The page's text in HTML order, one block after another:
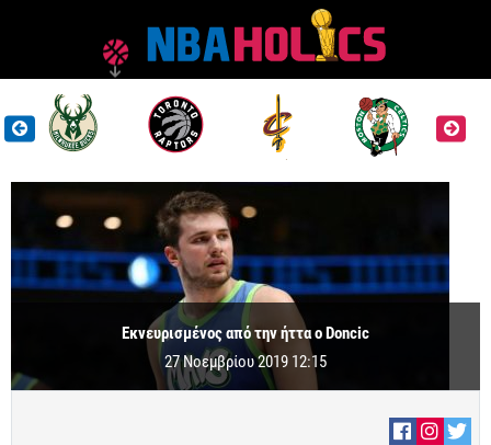
Εκνευρισμένος από την ήττα ο Doncic
27 Νοεμβρίου 2019 12:15